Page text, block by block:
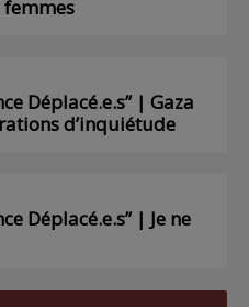
Déplacé.e.s” | Gaza
d’inquiétude
Déplacé.e.s” | Je ne